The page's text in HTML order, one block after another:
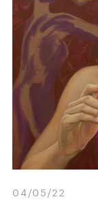
04/05/22